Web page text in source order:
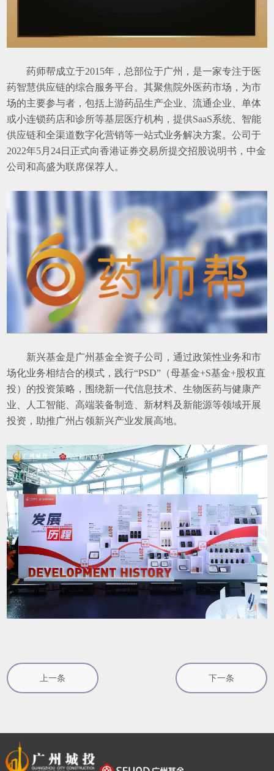
药师帮成立于2015年，总部位于广州，是一家专注于医
药智慧供应链的综合服务平台。其聚焦院外医药市场，为市
场的主要参与者，包括上游药品生产企业、流通企业、单体
或小连锁药店和诊所等基层医疗机构 ，提供SaaS系统、 智能
供应链和全渠道数字化营销等一站式业务解决方案。公司于
2022年5月24日正式向香港证券交易所提交招股说明书，中金
公司和高盛为联席保荐人。
新兴基金是广州基金全资子公司，通过政策性业务和市
场化业务相结合的模式，践行“PSD”（母基金+S基金+股权直
投）的投资策略，围绕新一代信息技术、生物医药与健康产
业、人工智能、高端装备制造、新材料及新能源等领域开展
投资，助推广州占领新兴产业发展高地。
上一条 下一条